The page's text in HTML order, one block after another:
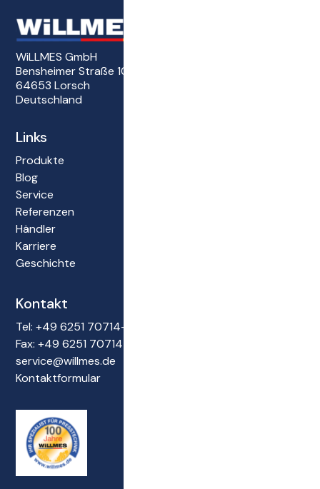
WiLLMES GmbH
Bensheimer Straße 101
64653 Lorsch
Deutschland
Links
Produkte
Blog
Service
Referenzen
Händler
Karriere
Geschichte
Kontakt
Tel: +49 6251 70714-0
Fax: +49 6251 70714-22
service@willmes.de
Kontaktformular